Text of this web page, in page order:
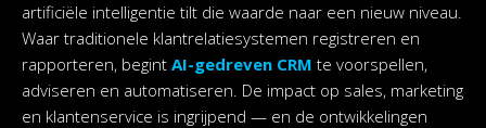
artificiële intelligentie tilt die waarde naar een nieuw niveau.
Waar traditionele klantrelatiesystemen registreren en
rapporteren, begint AI-gedreven CRM te voorspellen,
adviseren en automatiseren. De impact op sales, marketing
en klantenservice is ingrijpend — en de ontwikkelingen